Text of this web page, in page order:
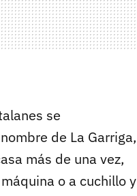
se
de La Garriga,
más de una vez,
o a cuchillo y